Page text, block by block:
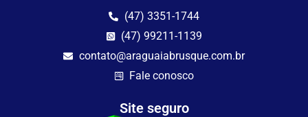
(47) 3351-1744
(47) 99211-1139
contato@araguaiabrusque.com.br
Fale conosco
Site seguro